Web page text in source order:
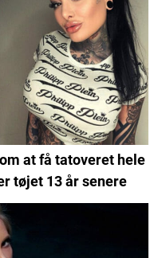
at få tatoveret hele
tøjet 13 år senere